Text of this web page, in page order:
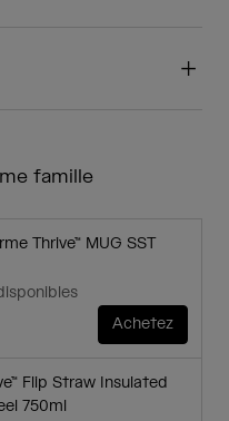
famille
Thrive™ MUG SST
Achetez
Flip Straw Insulated
750ml